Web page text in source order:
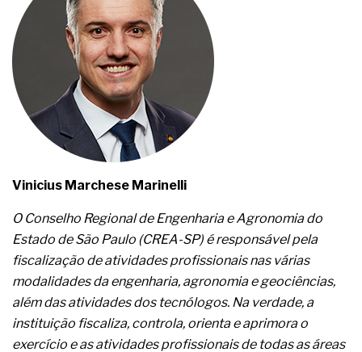
A fabricação conforme das portas com tipologia
de giro para as saídas de emergência
A sua indústria toma decisões ou apenas reage
aos problemas?
Os serviços de reciclagem profunda a frio in situ
com emulsão asfáltica
Os gestores da ABNT litigam de má-fé para
tentar criar uma reserva de mercado sobre as
NBR ISO
Os critérios médicos da síndrome metabólica
O tratamento médico da síndrome da fadiga
crônica
As causas médicas da queda dos cabelos ou
calvície
Quando a gestão é o obstáculo para o resultado
positivo
hidráulicas de concreto de obras
O movimento regular reduz em 19% o risco de
Vinicius Marchese Marinelli
O Conselho Regional de Engenharia e Agronomia do
Estado de São Paulo (CREA-SP) é responsável pela
fiscalização de atividades profissionais nas várias
modalidades da engenharia, agronomia e geociências,
além das atividades dos tecnólogos. Na verdade, a
instituição fiscaliza, controla, orienta e aprimora o
exercício e as atividades profissionais de todas as áreas